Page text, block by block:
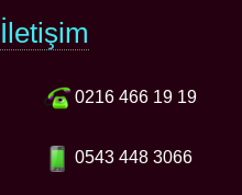
İletişim
0216 466 19 19
0543 448 3066